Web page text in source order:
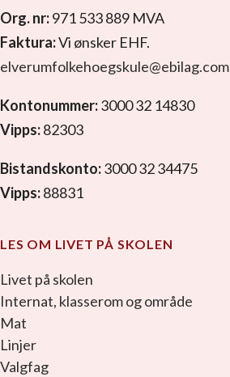
Org. nr:971 533 889 MVA
Faktura:Vi ønsker EHF.
elverumfolkehoegskule@ebilag.com
Kontonummer:3000 32 14830
Vipps:82303
Bistandskonto:3000 32 34475
Vipps:88831
LES OM LIVET PÅ SKOLEN
Livet på skolen
Internat, klasserom og område
Mat
Linjer
Valgfag